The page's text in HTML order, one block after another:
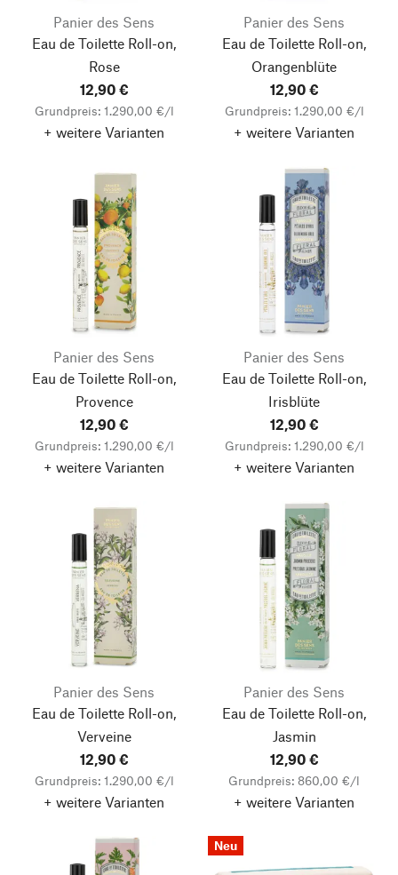
Panier des Sens
Eau de Toilette Roll-on,
Rose
12,90 €
Grundpreis: 1.290,00 €/l
+ weitere Varianten
Panier des Sens
Eau de Toilette Roll-on,
Orangenblüte
12,90 €
Grundpreis: 1.290,00 €/l
+ weitere Varianten
Panier des Sens
Eau de Toilette Roll-on,
Provence
12,90 €
Grundpreis: 1.290,00 €/l
+ weitere Varianten
Panier des Sens
Eau de Toilette Roll-on,
Irisblüte
12,90 €
Grundpreis: 1.290,00 €/l
+ weitere Varianten
Panier des Sens
Eau de Toilette Roll-on,
Verveine
12,90 €
Grundpreis: 1.290,00 €/l
+ weitere Varianten
Panier des Sens
Eau de Toilette Roll-on,
Jasmin
12,90 €
Grundpreis: 860,00 €/l
+ weitere Varianten
Neu